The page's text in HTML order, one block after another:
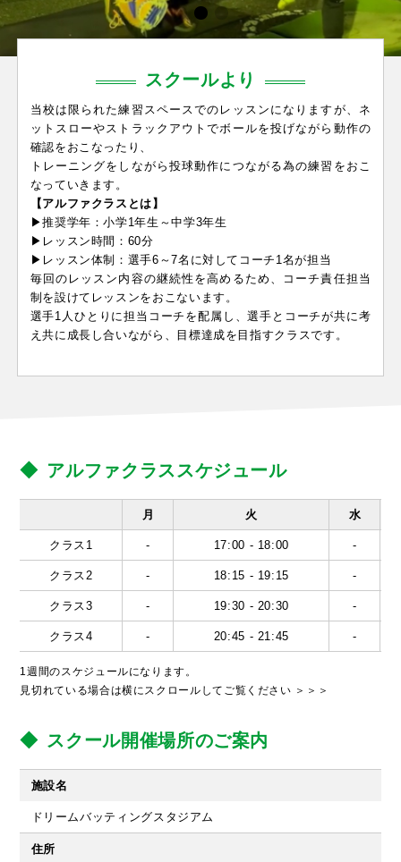
スクールより
当校は限られた練習スペースでのレッスンになりますが、ネ
ットスローやストラックアウトでボールを投げながら動作の
確認をおこなったり、
トレーニングをしながら投球動作につながる為の練習をおこ
なっていきます。
【アルファクラスとは】
▶推奨学年：小学1年生～中学3年生
▶レッスン時間：60分
▶レッスン体制：選手6～7名に対してコーチ1名が担当
毎回のレッスン内容の継続性を高めるため、コーチ責任担当
制を設けてレッスンをおこないます。
選手1人ひとりに担当コーチを配属し、選手とコーチが共に考
え共に成長し合いながら、目標達成を目指すクラスです。
アルファクラススケジュール
月 火 水
クラス1 - 17:00 - 18:00 -
クラス2 - 18:15 - 19:15 -
クラス3 - 19:30 - 20:30 -
クラス4 - 20:45 - 21:45 -
1週間のスケジュールになります。
見切れている場合は横にスクロールしてご覧ください ＞＞＞
スクール開催場所のご案内
施設名
ドリームバッティングスタジアム
住所